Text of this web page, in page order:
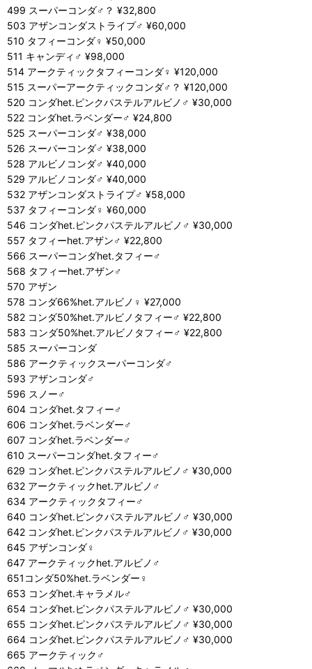
499 スーパーコンダ♂？ ¥32,800
503 アザンコンダストライプ♂ ¥60,000
510 タフィーコンダ♀ ¥50,000
511 キャンディ♂ ¥98,000
514 アークティックタフィーコンダ♀ ¥120,000
515 スーパーアークティックコンダ♂？ ¥120,000
520 コンダhet.ピンクパステルアルビノ♂ ¥30,000
522 コンダhet.ラベンダー♂ ¥24,800
525 スーパーコンダ♂ ¥38,000
526 スーパーコンダ♂ ¥38,000
528 アルビノコンダ♂ ¥40,000
529 アルビノコンダ♂ ¥40,000
532 アザンコンダストライプ♂ ¥58,000
537 タフィーコンダ♀ ¥60,000
546 コンダhet.ピンクパステルアルビノ♂ ¥30,000
557 タフィーhet.アザン♂ ¥22,800
566 スーパーコンダhet.タフィー♂
568 タフィーhet.アザン♂
570 アザン
578 コンダ66%het.アルビノ♀ ¥27,000
582 コンダ50%het.アルビノタフィー♂ ¥22,800
583 コンダ50%het.アルビノタフィー♂ ¥22,800
585 スーパーコンダ
586 アークティックスーパーコンダ♂
593 アザンコンダ♂
596 スノー♂
604 コンダhet.タフィー♂
606 コンダhet.ラベンダー♂
607 コンダhet.ラベンダー♂
610 スーパーコンダhet.タフィー♂
629 コンダhet.ピンクパステルアルビノ♂ ¥30,000
632 アークティックhet.アルビノ♂
634 アークティックタフィー♂
640 コンダhet.ピンクパステルアルビノ♂ ¥30,000
642 コンダhet.ピンクパステルアルビノ♂ ¥30,000
645 アザンコンダ♀
647 アークティックhet.アルビノ♂
651コンダ50%het.ラベンダー♀
653 コンダhet.キャラメル♂
654 コンダhet.ピンクパステルアルビノ♂ ¥30,000
655 コンダhet.ピンクパステルアルビノ♂ ¥30,000
664 コンダhet.ピンクパステルアルビノ♂ ¥30,000
665 アークティック♂